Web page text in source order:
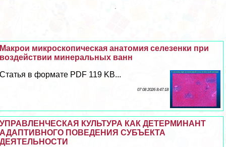
Макрои микроскопическая анатомия селезенки при
воздействии минеральных ванн
Статья в формате PDF 119 KB...
07 08 2026 8:47:18
УПРАВЛЕНЧЕСКАЯ КУЛЬТУРА КАК ДЕТЕРМИНАНТ
АДАПТИВНОГО ПОВЕДЕНИЯ СУБЪЕКТА
ДЕЯТЕЛЬНОСТИ